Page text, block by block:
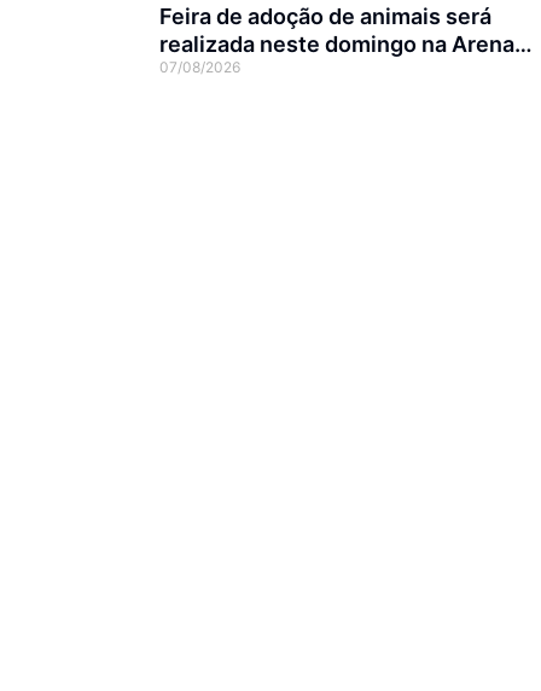
Feira de adoção de animais será
realizada neste domingo na Arena
Joinville
07/08/2026